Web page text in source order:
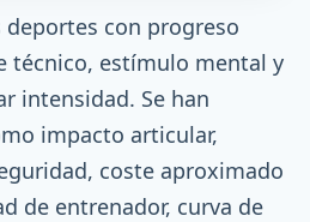
deportes con progreso
técnico, estímulo mental y
intensidad. Se han
impacto articular,
coste aproximado
de entrenador, curva de